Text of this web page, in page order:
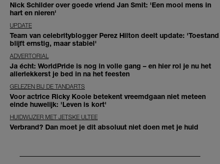
Nick Schilder over goede vriend Jan Smit: 'Een mooi mens in
hart en nieren'
UPDATE
Team van celebrityblogger Perez Hilton deelt update: 'Toestand
blijft ernstig, maar stabiel'
ADVERTORIAL
Ja écht: WorldPride is nog in volle gang – en hier rol je nu het
allerlekkerst je bed in na het feesten
GELEZEN BIJ DE TANDARTS
Voor actrice Ricky Koole betekent vreemdgaan niet meteen
einde huwelijk: 'Leven is kort'
HUIDWIJZER MET JETSKE ULTEE
Verbrand? Dan moet je dit absoluut niet doen met je huid